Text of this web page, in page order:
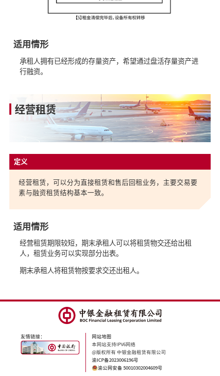
适用情形
承租人拥有已经形成的存量资产，希望通过盘活存量资产进
行融资。
经营租赁
经营租赁，可以分为直接租赁和售后回租业务，主要交易要
素与融资租赁结构基本一致。
适用情形
经营租赁期限较短，期末承租人可以将租赁物交还给出租
人，租赁业务可以实现部分出表。
期末承租人将租赁物按要求交还出租人。
友情链接：
网站地图
本网站支持IPV6网络
@版权所有 中银金融租赁有限公司
渝ICP备2023006196号
渝公网安备 50010302004609号